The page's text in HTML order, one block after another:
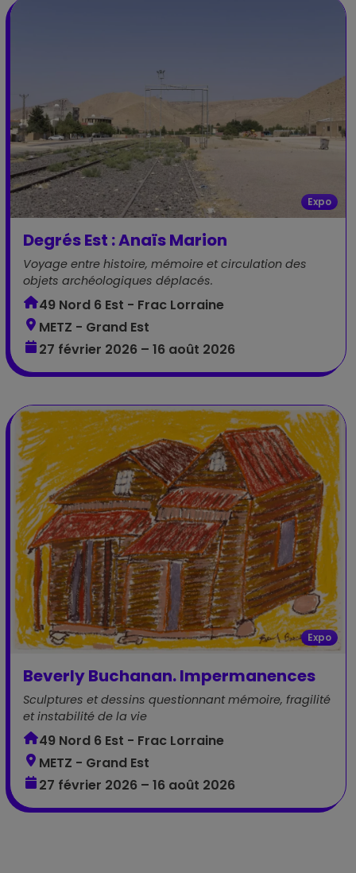
Expo
Degrés Est : Anaïs Marion
Voyage entre histoire, mémoire et circulation des
objets archéologiques déplacés.
49 Nord 6 Est - Frac Lorraine
METZ - Grand Est
27 février 2026 – 16 août 2026
Expo
Beverly Buchanan. Impermanences
Sculptures et dessins questionnant mémoire, fragilité
et instabilité de la vie
49 Nord 6 Est - Frac Lorraine
METZ - Grand Est
27 février 2026 – 16 août 2026